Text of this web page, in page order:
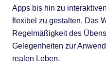
Apps bis hin zu
flexibel zu gestalten. Das
Regelmäßigkeit des
Gelegenheiten zur
realen Leben.